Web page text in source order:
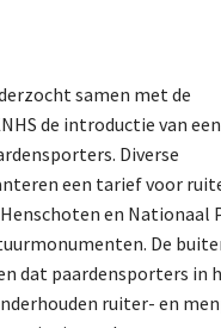
samen met de
de introductie van een
Diverse
een tarief voor
en Nationaal
De
dat paardensporters in
ruiter- en